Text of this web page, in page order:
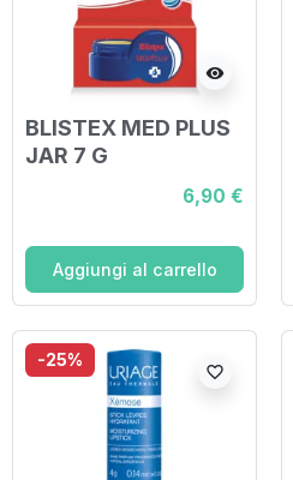
visibility
BLISTEX MED PLUS
JAR 7 G
6,90 €
Aggiungi al carrello
-25%
favorite_border